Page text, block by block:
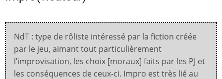
NdT : type de rôliste intéressé par la fiction créée
par le jeu, aimant tout particulièrement
l’improvisation, les choix [moraux] faits par les PJ et
les conséquences de ceux-ci. Impro est très lié au